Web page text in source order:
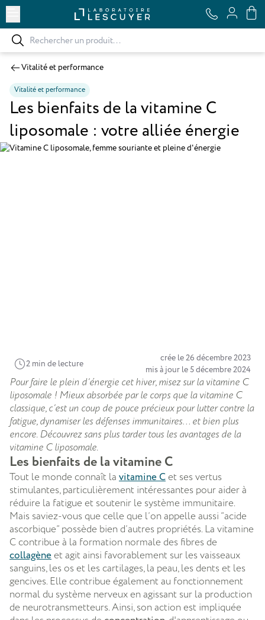
Vitalité et performance
Vitalité et performance
Les bienfaits de la vitamine C
liposomale : votre alliée énergie
2 min de lecture
crée le 26 décembre 2023
mis à jour le 5 décembre 2024
Pour faire le plein d’énergie cet hiver, misez sur la vitamine C
liposomale ! Mieux absorbée par le corps que la vitamine C
classique, c’est un coup de pouce précieux pour lutter contre la
fatigue, dynamiser les défenses immunitaires… et bien plus
encore. Découvrez sans plus tarder tous les avantages de la
vitamine C liposomale.
Les bienfaits de la vitamine C
Tout le monde connaît la vitamine Cet ses vertus
stimulantes, particulièrement intéressantes pour aider à
réduire la fatigue et soutenir le système immunitaire.
Mais saviez-vous que celle que l’on appelle aussi “acide
ascorbique” possède bien d’autres propriétés. La vitamine
C contribue à la formation normale des fibres de
collagèneet agit ainsi favorablement sur les vaisseaux
sanguins, les os et les cartilages, la peau, les dents et les
gencives. Elle contribue également au fonctionnement
normal du système nerveux en agissant sur la production
de neurotransmetteurs. Ainsi, son action est impliquée